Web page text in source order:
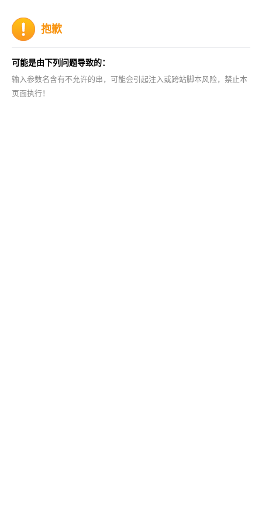
抱歉
可能是由下列问题导致的：
输入参数名含有不允许的串，可能会引起注入或跨站脚本风险，禁止本
页面执行！